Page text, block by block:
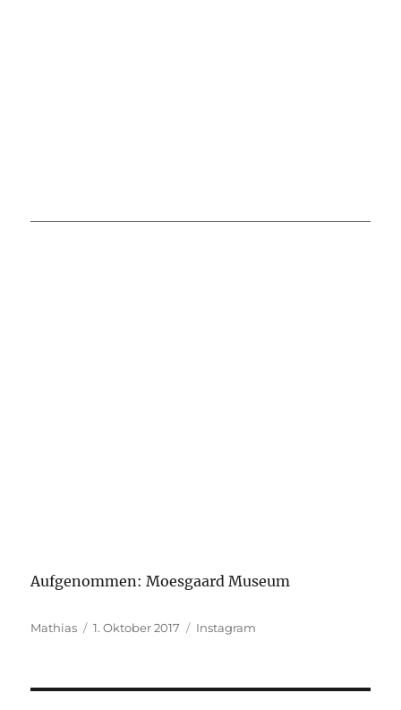
Aufgenommen: Moesgaard Museum
Autor
Mathias
Veröffentlicht
1. Oktober 2017 Kategorien
Instagram